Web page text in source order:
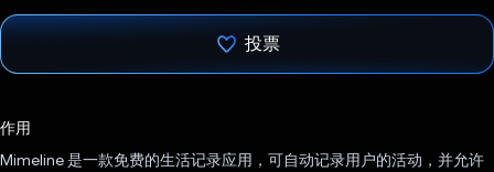
投票
作用
Mimeline 是一款免费的生活记录应用，可自动记录用户的活动，并允许